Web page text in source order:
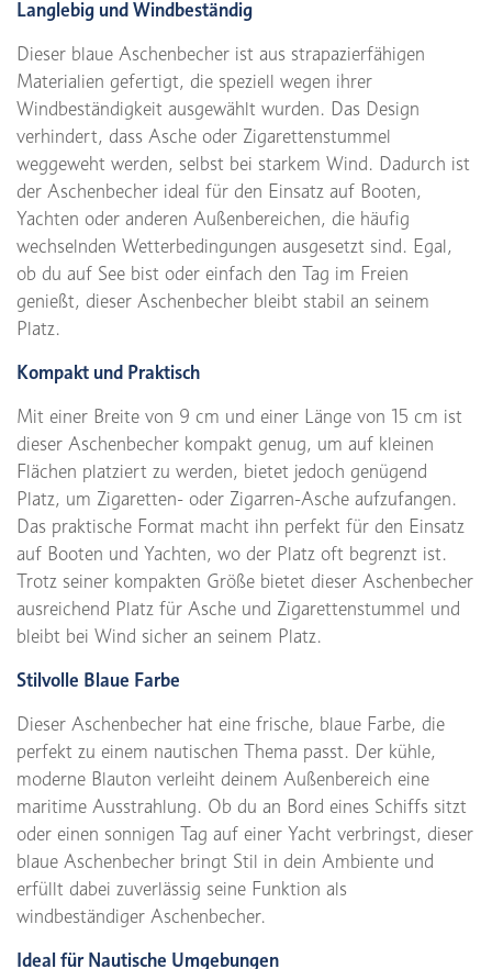
Langlebig und Windbeständig
Dieser blaue Aschenbecher ist aus strapazierfähigen
Materialien gefertigt, die speziell wegen ihrer
Windbeständigkeit ausgewählt wurden. Das Design
verhindert, dass Asche oder Zigarettenstummel
weggeweht werden, selbst bei starkem Wind. Dadurch ist
der Aschenbecher ideal für den Einsatz auf Booten,
Yachten oder anderen Außenbereichen, die häufig
wechselnden Wetterbedingungen ausgesetzt sind. Egal,
ob du auf See bist oder einfach den Tag im Freien
genießt, dieser Aschenbecher bleibt stabil an seinem
Platz.
Kompakt und Praktisch
Mit einer Breite von 9 cm und einer Länge von 15 cm ist
dieser Aschenbecher kompakt genug, um auf kleinen
Flächen platziert zu werden, bietet jedoch genügend
Platz, um Zigaretten- oder Zigarren-Asche aufzufangen.
Das praktische Format macht ihn perfekt für den Einsatz
auf Booten und Yachten, wo der Platz oft begrenzt ist.
Trotz seiner kompakten Größe bietet dieser Aschenbecher
ausreichend Platz für Asche und Zigarettenstummel und
bleibt bei Wind sicher an seinem Platz.
Stilvolle Blaue Farbe
Dieser Aschenbecher hat eine frische, blaue Farbe, die
perfekt zu einem nautischen Thema passt. Der kühle,
moderne Blauton verleiht deinem Außenbereich eine
maritime Ausstrahlung. Ob du an Bord eines Schiffs sitzt
oder einen sonnigen Tag auf einer Yacht verbringst, dieser
blaue Aschenbecher bringt Stil in dein Ambiente und
erfüllt dabei zuverlässig seine Funktion als
windbeständiger Aschenbecher.
Ideal für Nautische Umgebungen